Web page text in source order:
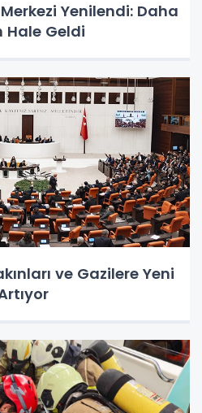
Yenilendi: Daha
Hale Geldi
ve Gazilere Yeni